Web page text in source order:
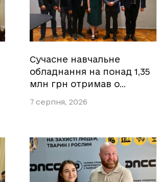
Сучасне навчальне
обладнання на понад 1,35
млн грн отримав о…
7 серпня, 2026